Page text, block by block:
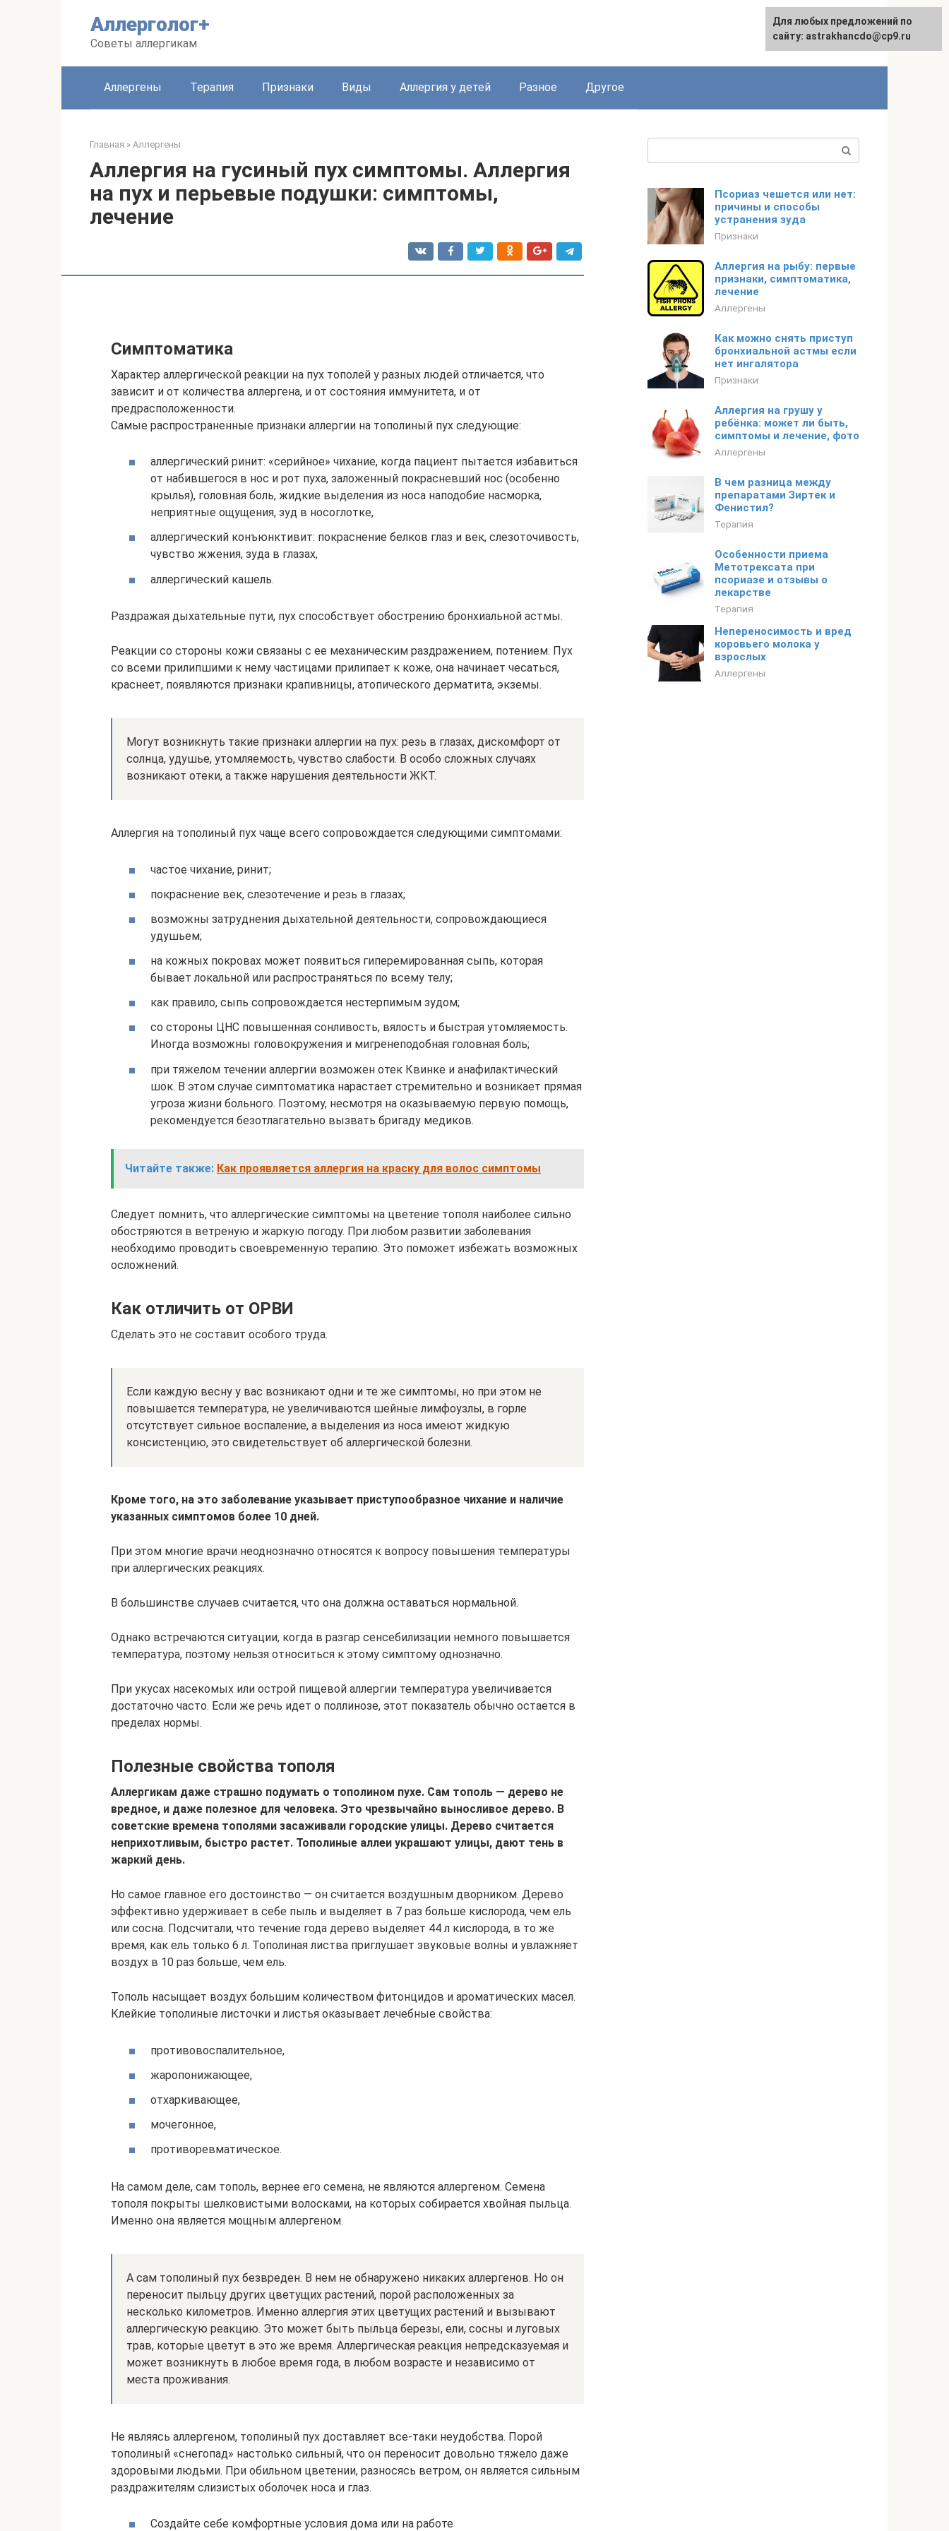
Аллерголог+
Советы аллергикам
Аллергены Терапия Признаки Виды Аллергия у детей Разное Другое
Главная » Аллергены
Аллергия на гусиный пух симптомы. Аллергия
на пух и перьевые подушки: симптомы,
лечение
Симптоматика
Характер аллергической реакции на пух тополей у разных людей отличается, что
зависит и от количества аллергена, и от состояния иммунитета, и от
предрасположенности.
Самые распространенные признаки аллергии на тополиный пух следующие:
аллергический ринит: «серийное» чихание, когда пациент пытается избавиться
от набившегося в нос и рот пуха, заложенный покрасневший нос (особенно
крылья), головная боль, жидкие выделения из носа наподобие насморка,
неприятные ощущения, зуд в носоглотке,
аллергический конъюнктивит: покраснение белков глаз и век, слезоточивость,
чувство жжения, зуда в глазах,
аллергический кашель.
Раздражая дыхательные пути, пух способствует обострению бронхиальной астмы.
Реакции со стороны кожи связаны с ее механическим раздражением, потением. Пух
со всеми прилипшими к нему частицами прилипает к коже, она начинает чесаться,
краснеет, появляются признаки крапивницы, атопического дерматита, экземы.
Могут возникнуть такие признаки аллергии на пух: резь в глазах, дискомфорт от
солнца, удушье, утомляемость, чувство слабости. В особо сложных случаях
возникают отеки, а также нарушения деятельности ЖКТ.
Аллергия на тополиный пух чаще всего сопровождается следующими симптомами:
частое чихание, ринит;
покраснение век, слезотечение и резь в глазах;
возможны затруднения дыхательной деятельности, сопровождающиеся
удушьем;
на кожных покровах может появиться гиперемированная сыпь, которая
бывает локальной или распространяться по всему телу;
как правило, сыпь сопровождается нестерпимым зудом;
со стороны ЦНС повышенная сонливость, вялость и быстрая утомляемость.
Иногда возможны головокружения и мигренеподобная головная боль;
при тяжелом течении аллергии возможен отек Квинке и анафилактический
шок. В этом случае симптоматика нарастает стремительно и возникает прямая
угроза жизни больного. Поэтому, несмотря на оказываемую первую помощь,
рекомендуется безотлагательно вызвать бригаду медиков.
Читайте также: Как проявляется аллергия на краску для волос симптомы
Следует помнить, что аллергические симптомы на цветение тополя наиболее сильно
обостряются в ветреную и жаркую погоду. При любом развитии заболевания
необходимо проводить своевременную терапию. Это поможет избежать возможных
осложнений.
Как отличить от ОРВИ
Сделать это не составит особого труда.
Если каждую весну у вас возникают одни и те же симптомы, но при этом не
повышается температура, не увеличиваются шейные лимфоузлы, в горле
отсутствует сильное воспаление, а выделения из носа имеют жидкую
консистенцию, это свидетельствует об аллергической болезни.
Кроме того, на это заболевание указывает приступообразное чихание и наличие
указанных симптомов более 10 дней.
При этом многие врачи неоднозначно относятся к вопросу повышения температуры
при аллергических реакциях.
В большинстве случаев считается, что она должна оставаться нормальной.
Однако встречаются ситуации, когда в разгар сенсебилизации немного повышается
температура, поэтому нельзя относиться к этому симптому однозначно.
При укусах насекомых или острой пищевой аллергии температура увеличивается
достаточно часто. Если же речь идет о поллинозе, этот показатель обычно остается в
пределах нормы.
Полезные свойства тополя
Аллергикам даже страшно подумать о тополином пухе. Сам тополь — дерево не
вредное, и даже полезное для человека. Это чрезвычайно выносливое дерево. В
советские времена тополями засаживали городские улицы. Дерево считается
неприхотливым, быстро растет. Тополиные аллеи украшают улицы, дают тень в
жаркий день.
Но самое главное его достоинство — он считается воздушным дворником. Дерево
эффективно удерживает в себе пыль и выделяет в 7 раз больше кислорода, чем ель
или сосна. Подсчитали, что течение года дерево выделяет 44 л кислорода, в то же
время, как ель только 6 л. Тополиная листва приглушает звуковые волны и увлажняет
воздух в 10 раз больше, чем ель.
Тополь насыщает воздух большим количеством фитонцидов и ароматических масел.
Клейкие тополиные листочки и листья оказывает лечебные свойства:
противовоспалительное,
жаропонижающее,
отхаркивающее,
мочегонное,
противоревматическое.
На самом деле, сам тополь, вернее его семена, не являются аллергеном. Семена
тополя покрыты шелковистыми волосками, на которых собирается хвойная пыльца.
Именно она является мощным аллергеном.
А сам тополиный пух безвреден. В нем не обнаружено никаких аллергенов. Но он
переносит пыльцу других цветущих растений, порой расположенных за
несколько километров. Именно аллергия этих цветущих растений и вызывают
аллергическую реакцию. Это может быть пыльца березы, ели, сосны и луговых
трав, которые цветут в это же время. Аллергическая реакция непредсказуемая и
может возникнуть в любое время года, в любом возрасте и независимо от
места проживания.
Не являясь аллергеном, тополиный пух доставляет все-таки неудобства. Порой
тополиный «снегопад» настолько сильный, что он переносит довольно тяжело даже
здоровыми людьми. При обильном цветении, разносясь ветром, он является сильным
раздражителям слизистых оболочек носа и глаз.
Создайте себе комфортные условия дома или на работе
Псориаз чешется или нет:
причины и способы
устранения зуда
Признаки
Аллергия на рыбу: первые
признаки, симптоматика,
лечение
Аллергены
Как можно снять приступ
бронхиальной астмы если
нет ингалятора
Признаки
Аллергия на грушу у
ребёнка: может ли быть,
симптомы и лечение, фото
Аллергены
В чем разница между
препаратами Зиртек и
Фенистил?
Терапия
Особенности приема
Метотрексата при
псориазе и отзывы о
лекарстве
Терапия
Непереносимость и вред
коровьего молока у
взрослых
Аллергены
Для любых предложений по
сайту: astrakhancdo@cp9.ru